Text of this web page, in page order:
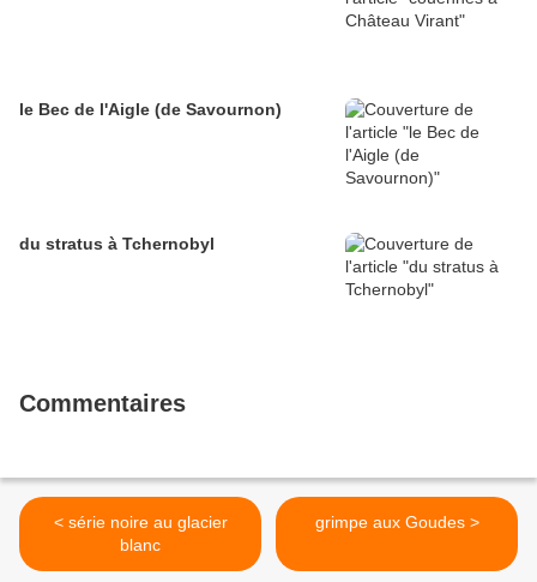
le Bec de l'Aigle (de Savournon)
du stratus à Tchernobyl
Commentaires
< série noire au glacier
blanc
grimpe aux Goudes >